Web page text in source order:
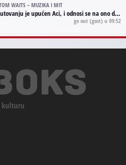
WAITS – MUZIKA I MIT
upućen Aci, i odnosi se na ono drugo autovanje...'senzualnost Waitsa' ;)
go out (gost) u 09:52
kulturu